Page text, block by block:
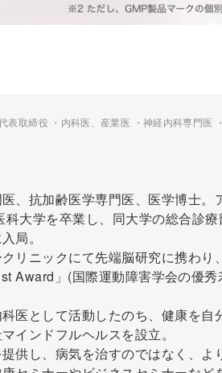
表取締役 ・内科医、産業医 ・神経内科専門医
、抗加齢医学専門医、医学博士。
科大学を卒業し、同大学の総合診
局。
リニックにて先端脳研究に携わり
Award」(国際運動障害学会の優
医として活動したのち、健康を自
インドフルヘルスを設立。
提供し、病気を治すのではなく、